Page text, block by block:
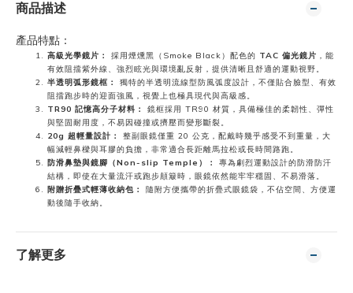
商品描述
產品特點：
高級光學鏡片： 採用煙燻黑（Smoke Black）配色的 TAC 偏光鏡片 ，能
有效阻擋紫外線、強烈眩光與環境亂反射，提供清晰且舒適的運動視野。
半透明弧形鏡框：
獨特的半透明流線型防風弧度設計，不僅貼合臉型、有效
阻擋跑步時的迎面強風，視覺上也極具現代與高級感。
TR90 記憶高分子材料：
鏡框採用 TR90 材質，具備極佳的柔韌性、彈性
與堅固耐用度，不易因碰撞或擠壓而變形斷裂。
20g 超輕量設計：
整副眼鏡僅重 20 公克，配戴時幾乎感受不到重量，大
幅減輕鼻樑與耳膠的負擔，非常適合長距離馬拉松或長時間路跑。
防滑鼻墊與鏡腳（Non-slip Temple）：
專為劇烈運動設計的防滑防汗
結構，即使在大量流汗或跑步顛簸時，眼鏡依然能牢牢穩固、不易滑落。
附贈折疊式輕薄收納包：
隨附方便攜帶的折疊式眼鏡袋，不佔空間、方便運
動後隨手收納。
了解更多